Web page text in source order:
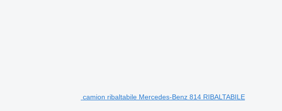
camion ribaltabile Mercedes-Benz 814 RIBALTABILE